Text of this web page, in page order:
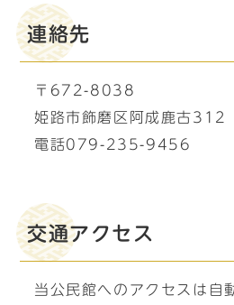
連絡先
〒672-8038
姫路市飾磨区阿成鹿古312
電話079-235-9456
交通アクセス
当公民館へのアクセスは自